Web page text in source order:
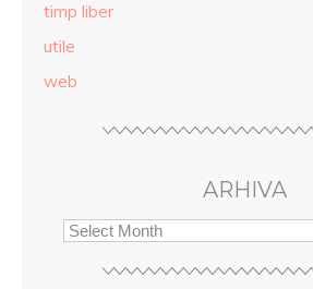
timp liber
utile
web
ARHIVA